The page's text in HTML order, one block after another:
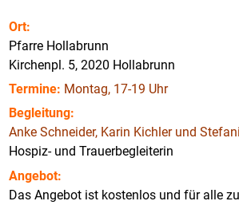
Ort:
Pfarre Hollabrunn
Kirchenpl. 5, 2020 Hollabrunn
Termine: Montag, 17-19 Uhr
Begleitung:
Anke Schneider, Karin Kichler und
Hospiz- und Trauerbegleiterin
Angebot:
Das Angebot ist kostenlos und für alle